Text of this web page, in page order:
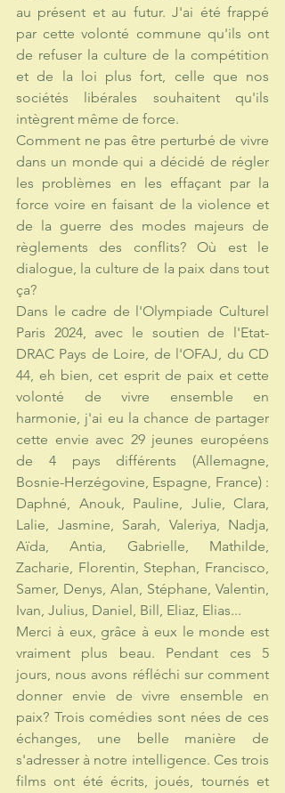
au présent et au futur. J'ai été frappé
par cette volonté commune qu'ils ont
de refuser la culture de la compétition
et de la loi plus fort, celle que nos
sociétés libérales souhaitent qu'ils
intègrent même de force.
Comment ne pas être perturbé de vivre
dans un monde qui a décidé de régler
les problèmes en les effaçant par la
force voire en faisant de la violence et
de la guerre des modes majeurs de
règlements des conflits? Où est le
dialogue, la culture de la paix dans tout
ça?
Dans le cadre de l'Olympiade Culturel
Paris 2024, avec le soutien de l'Etat-
DRAC Pays de Loire, de l'OFAJ, du CD
44, eh bien, cet esprit de paix et cette
volonté de vivre ensemble en
harmonie, j'ai eu la chance de partager
cette envie avec 29 jeunes européens
de 4 pays différents (Allemagne,
Bosnie-Herzégovine, Espagne, France) :
Daphné, Anouk, Pauline, Julie, Clara,
Lalie, Jasmine, Sarah, Valeriya, Nadja,
Aïda, Antia, Gabrielle, Mathilde,
Zacharie, Florentin, Stephan, Francisco,
Samer, Denys, Alan, Stéphane, Valentin,
Ivan, Julius, Daniel, Bill, Eliaz, Elias...
Merci à eux, grâce à eux le monde est
vraiment plus beau. Pendant ces 5
jours, nous avons réfléchi sur comment
donner envie de vivre ensemble en
paix? Trois comédies sont nées de ces
échanges, une belle manière de
s'adresser à notre intelligence. Ces trois
films ont été écrits, joués, tournés et